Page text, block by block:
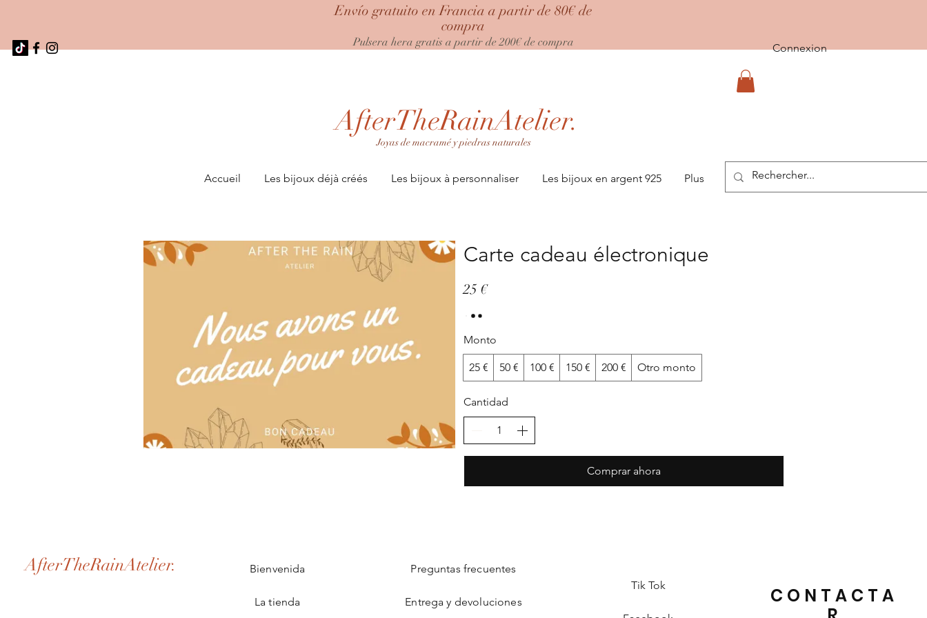
Connexion
Envío gratuito en Francia a partir de 80€ de
compra
Pulsera hera gratis a partir de 200€ de compra
AfterTheRainAtelier.
Joyas de macramé y piedras naturales
Accueil Les bijoux déjà créés Les bijoux à personnaliser Les bijoux en argent 925 Plus
Carte cadeau électronique
25 €
Monto
25 € 50 € 100 € 150 € 200 € Otro monto
Cantidad
Comprar ahora
AfterTheRainAtelier. Bienvenida
La tienda
Preguntas frecuentes
Entrega y devoluciones
Tik Tok
CONTACTA